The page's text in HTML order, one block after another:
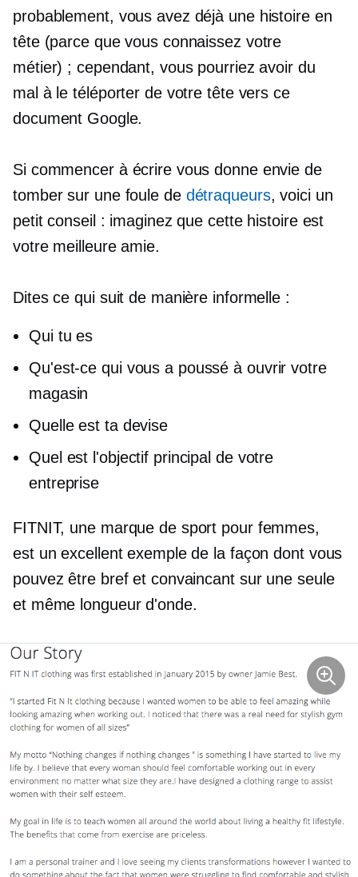
probablement, vous avez déjà une histoire en
tête (parce que vous connaissez votre
métier) ; cependant, vous pourriez avoir du
mal à le téléporter de votre tête vers ce
document Google.
Si commencer à écrire vous donne envie de
tomber sur une foule de détraqueurs, voici un
petit conseil : imaginez que cette histoire est
votre meilleure amie.
Dites ce qui suit de manière informelle :
Qui tu es
Qu'est-ce qui vous a poussé à ouvrir votre
magasin
Quelle est ta devise
Quel est l'objectif principal de votre
entreprise
FITNIT, une marque de sport pour femmes,
est un excellent exemple de la façon dont vous
pouvez être bref et convaincant sur une seule
et même longueur d'onde.